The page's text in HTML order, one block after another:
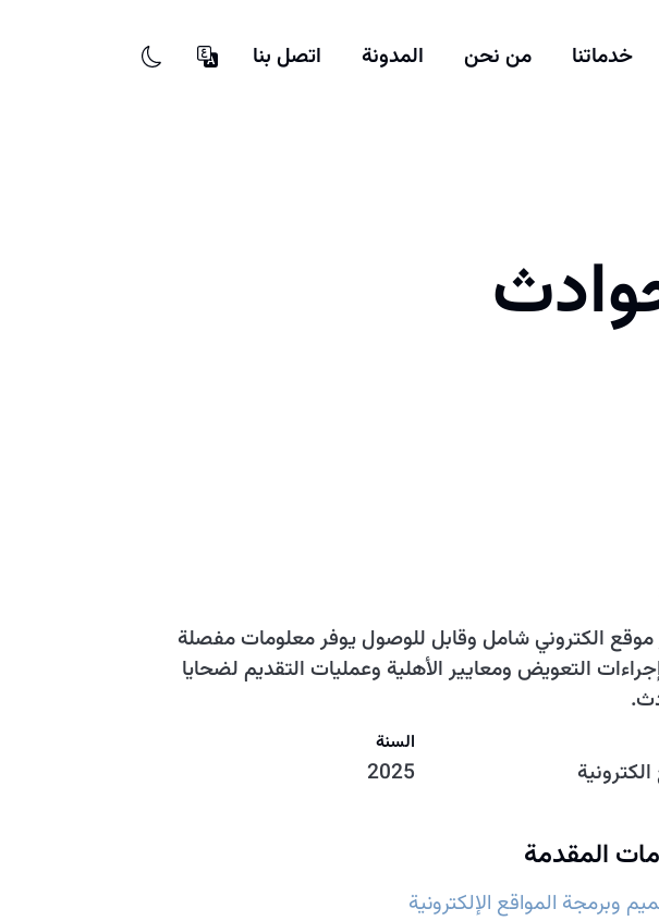
خدماتنا من نحن المدونة اتصل بنا
موقع الكتروني شامل وقابل للوصول يوفر معلومات مفصلة
التعويض ومعايير الأهلية وعمليات التقديم لضحايا
السنة
2025
المقدمة
وبرمجة المواقع الإلكترونية